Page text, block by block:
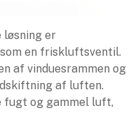
løsning er
en friskluftsventil.
af vinduesrammen og
af luften.
fugt og gammel luft,